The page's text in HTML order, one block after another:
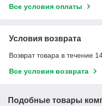
Все условия оплаты
Условия возврата
Возврат товара в течение
Все условия возврата
Подобные товары